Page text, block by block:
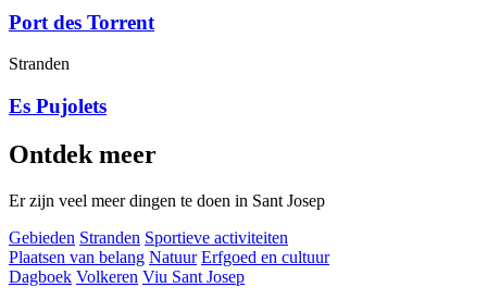
Port des Torrent
Stranden
Es Pujolets
Ontdek meer
Er zijn veel meer dingen te doen in Sant Josep
Gebieden Stranden Sportieve activiteiten
Plaatsen van belang Natuur Erfgoed en cultuur
Dagboek Volkeren Viu Sant Josep